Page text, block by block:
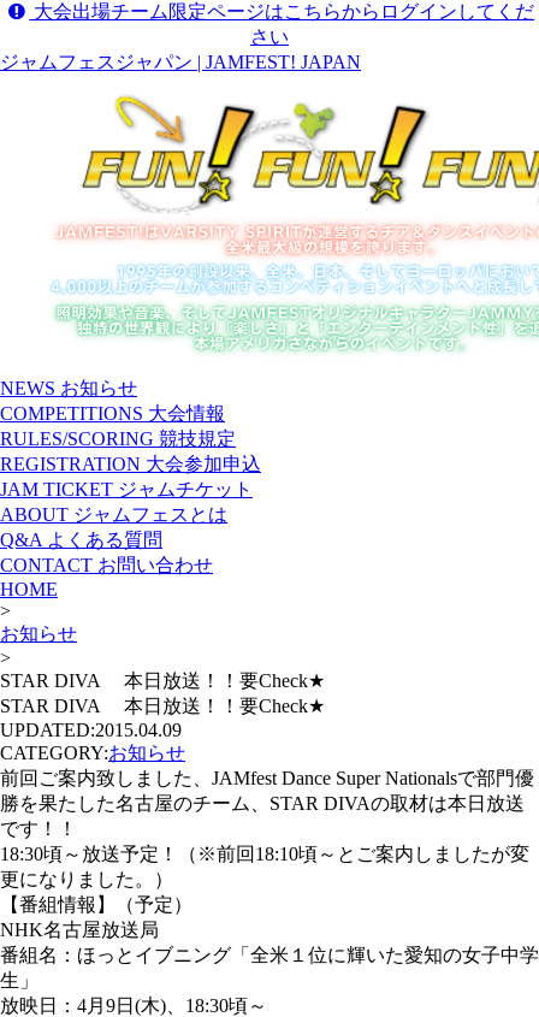
大会出場チーム限定ページはこちらからログインしてくだ
さい
ジャムフェスジャパン | JAMFEST! JAPAN
NEWS お知らせ
COMPETITIONS 大会情報
RULES/SCORING 競技規定
REGISTRATION 大会参加申込
JAM TICKET ジャムチケット
ABOUT ジャムフェスとは
Q&A よくある質問
CONTACT お問い合わせ
HOME
>
お知らせ
>
STAR DIVA 本日放送！！要Check★
STAR DIVA 本日放送！！要Check★
UPDATED:2015.04.09
CATEGORY:お知らせ
前回ご案内致しました、JAMfest Dance Super Nationalsで部門優
勝を果たした名古屋のチーム、STAR DIVAの取材は本日放送
です！！
18:30頃～放送予定！（※前回18:10頃～とご案内しましたが変
更になりました。）
【番組情報】（予定）
NHK名古屋放送局
番組名：ほっとイブニング「全米１位に輝いた愛知の女子中学
生」
放映日：4月9日(木)、18:30頃～